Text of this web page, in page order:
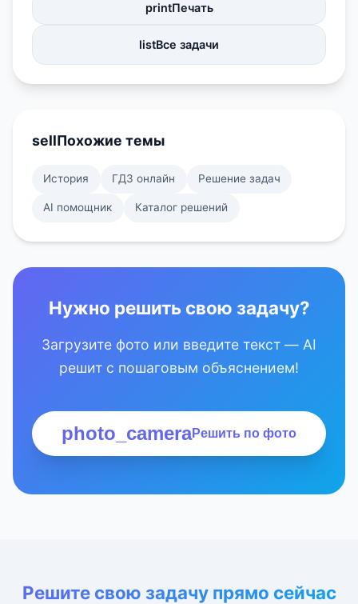
printПечать
listВсе задачи
sellПохожие темы
История ГДЗ онлайн Решение задач
AI помощник Каталог решений
Нужно решить свою задачу?
Загрузите фото или введите текст — AI
решит с пошаговым объяснением!
photo_cameraРешить по фото
Решите свою задачу прямо сейчас